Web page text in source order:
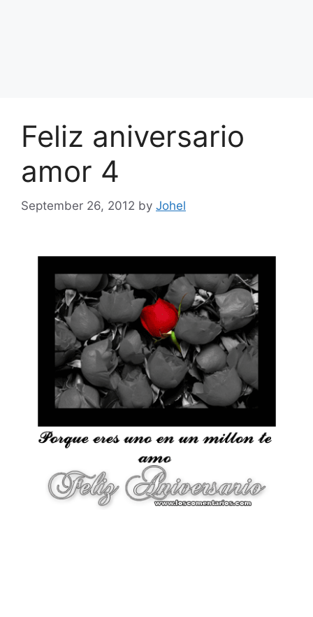
Feliz aniversario
amor 4
September 26, 2012 by Johel